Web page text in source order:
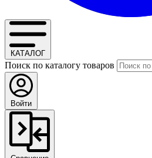
КАТАЛОГ
Поиск по каталогу товаров
Войти